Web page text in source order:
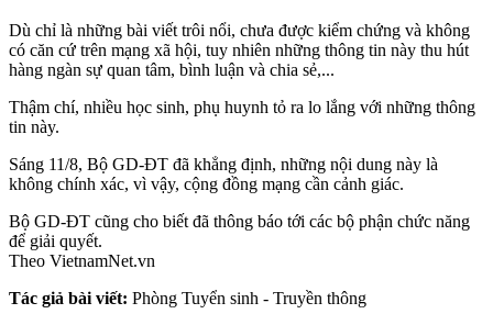
Dù chỉ là những bài viết trôi nổi, chưa được kiểm chứng và không
có căn cứ trên mạng xã hội, tuy nhiên những thông tin này thu hút
hàng ngàn sự quan tâm, bình luận và chia sẻ,...
Thậm chí, nhiều học sinh, phụ huynh tỏ ra lo lắng với những thông
tin này.
Sáng 11/8, Bộ GD-ĐT đã khẳng định, những nội dung này là
không chính xác, vì vậy, cộng đồng mạng cần cảnh giác.
Bộ GD-ĐT cũng cho biết đã thông báo tới các bộ phận chức năng
để giải quyết.
Theo VietnamNet.vn
Tác giả bài viết: Phòng Tuyển sinh - Truyền thông